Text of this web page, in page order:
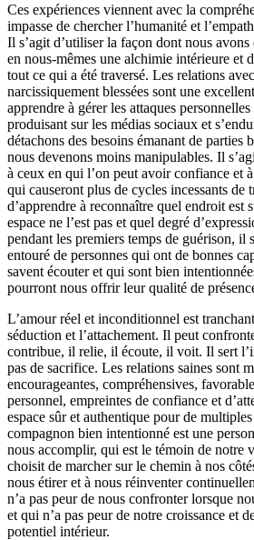
Ces expériences viennent avec la
impasse de chercher l’humanité et
Il s’agit d’utiliser la façon dont nous
en nous-mêmes une alchimie intérieure et
tout ce qui a été traversé. Les relations
narcissiquement blessées sont une
apprendre à gérer les attaques
produisant sur les médias sociaux et
détachons des besoins émanant de parties
nous devenons moins manipulables. Il
à ceux en qui l’on peut avoir confiance et
qui causeront plus de cycles incessants de
d’apprendre à reconnaître quel endroit est
espace ne l’est pas et quel degré
pendant les premiers temps de guérison, il
entouré de personnes qui ont de bonnes
savent écouter et qui sont bien
pourront nous offrir leur qualité de
L’amour réel et inconditionnel est
séduction et l’attachement. Il peut
contribue, il relie, il écoute, il voit. Il sert
pas de sacrifice. Les relations saines sont
encourageantes, compréhensives,
personnel, empreintes de confiance et
espace sûr et authentique pour de
compagnon bien intentionné est une
nous accomplir, qui est le témoin de notre
choisit de marcher sur le chemin à nos
nous étirer et à nous réinventer
n’a pas peur de nous confronter lorsque
et qui n’a pas peur de notre croissance et
potentiel intérieur.